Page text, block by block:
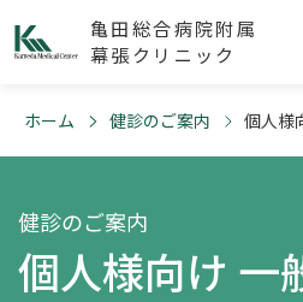
亀田総合病院附属
幕張クリニック
ホーム 健診のご案内 個人様
健診のご案内
個人様向け 一